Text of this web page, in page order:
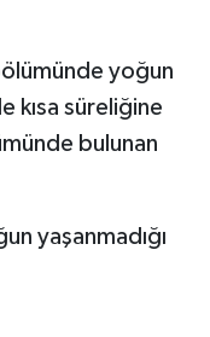
yoğun
kısa süreliğine
bulunan
yaşanmadığı